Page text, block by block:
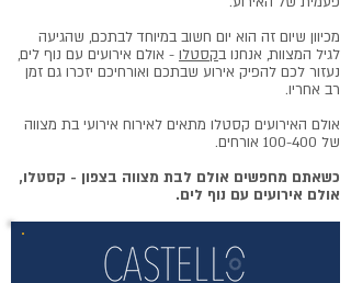
מכיוון שיום זה הוא יום חשוב במיוחד לבתכם, שהגיעה
לגיל המצוות, אנחנו בקסטלו - אולם אירועים עם נוף לים,
נעזור לכם להפיק אירוע שבתכם ואורחיכם יזכרו גם זמן
רב אחריו.
אולם האירועים קסטלו מתאים לאירוח אירועי בת מצווה
של 100-400 אורחים.
כשאתם מחפשים אולם לבת מצווה בצפון - קסטלו,
אולם אירועים עם נוף לים.